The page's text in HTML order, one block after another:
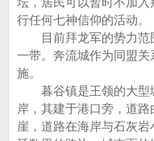
行任何七神信仰的活动。
目前拜龙军的势力范
一带。奔流城作为同盟
施。
暮谷镇是王领的大型
岸，其建于港口旁，道
崖，道路在海岸与石灰